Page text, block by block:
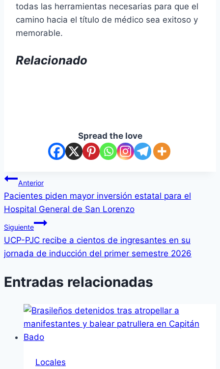
todas las herramientas necesarias para que el
camino hacia el título de médico sea exitoso y
memorable.
Relacionado
Spread the love
Navegación
de
entradas
Anterior
Pacientes piden mayor inversión estatal para el
Hospital General de San Lorenzo
Siguiente
UCP-PJC recibe a cientos de ingresantes en su
jornada de inducción del primer semestre 2026
Entradas relacionadas
Locales